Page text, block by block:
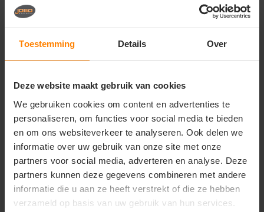
Toestemming Details Over
Deze website maakt gebruik van cookies
We gebruiken cookies om content en advertenties te
personaliseren, om functies voor social media te bieden
en om ons websiteverkeer te analyseren. Ook delen we
informatie over uw gebruik van onze site met onze
partners voor social media, adverteren en analyse. Deze
partners kunnen deze gegevens combineren met andere
informatie die u aan ze heeft verstrekt of die ze hebben
verzameld op basis van uw gebruik van hun services.
klantenservice
call +31(0)418 511 972
mail info@jobopromotions.nl
store Bezoek onze showroom:
Provincialeweg 59 - Velddriel